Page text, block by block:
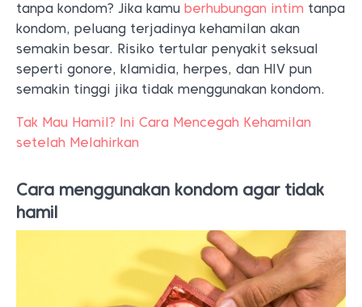
tanpa kondom? Jika kamu berhubungan intim tanpa
kondom, peluang terjadinya kehamilan akan
semakin besar. Risiko tertular penyakit seksual
seperti gonore, klamidia, herpes, dan HIV pun
semakin tinggi jika tidak menggunakan kondom.
Tak Mau Hamil? Ini Cara Mencegah Kehamilan
setelah Melahirkan
Cara menggunakan kondom agar tidak
hamil